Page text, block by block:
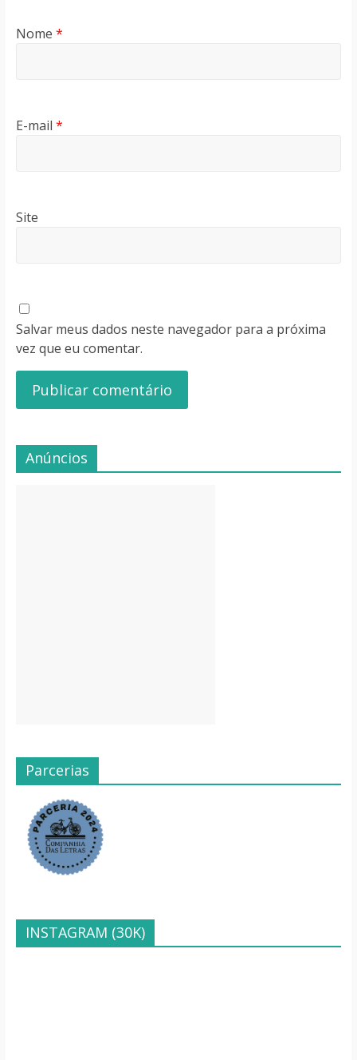
Nome *
E-mail *
Site
Salvar meus dados neste navegador para a próxima
vez que eu comentar.
Anúncios
Parcerias
INSTAGRAM (30K)